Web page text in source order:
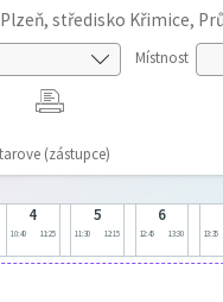
středisko Křimice,
Místnost
(zástupce)
4
10:40 11:25
5
11:30 12:15
6
12:45 13:30 13:35